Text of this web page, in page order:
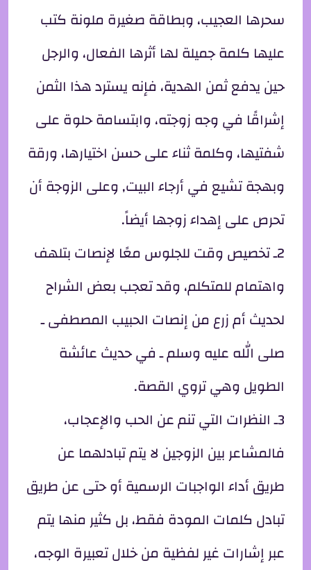
سحرها العجيب، وبطاقة صغيرة ملونة كتب
عليها كلمة جميلة لها أثرها الفعال، والرجل
حين يدفع ثمن الهدية، فإنه يسترد هذا الثمن
إشراقًا في وجه زوجته، وابتسامة حلوة على
شفتيها، وكلمة ثناء على حسن اختيارها، ورقة
وبهجة تشيع في أرجاء البيت, وعلى الزوجة أن
تحرص على إهداء زوجها أيضاً.
2ـ تخصيص وقت للجلوس معًا لإنصات بتلهف
واهتمام للمتكلم، وقد تعجب بعض الشراح
لحديث أم زرع من إنصات الحبيب المصطفى ـ
صلى الله عليه وسلم ـ في حديث عائشة
الطويل وهي تروي القصة.
3ـ النظرات التي تنم عن الحب والإعجاب،
فالمشاعر بين الزوجين لا يتم تبادلهما عن
طريق أداء الواجبات الرسمية أو حتى عن طريق
تبادل كلمات المودة فقط، بل كثير منها يتم
عبر إشارات غير لفظية من خلال تعبيرة الوجه،